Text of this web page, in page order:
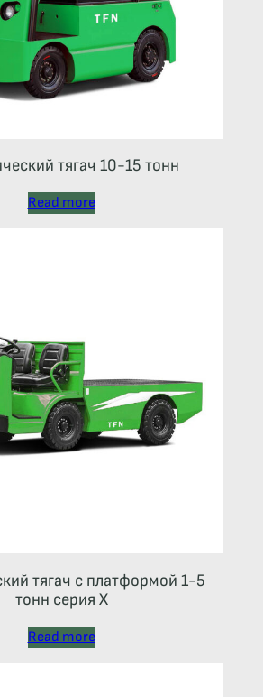
тягач 10-15 тонн
Read more
тягач с платформой 1-5
тонн серия Х
Read more